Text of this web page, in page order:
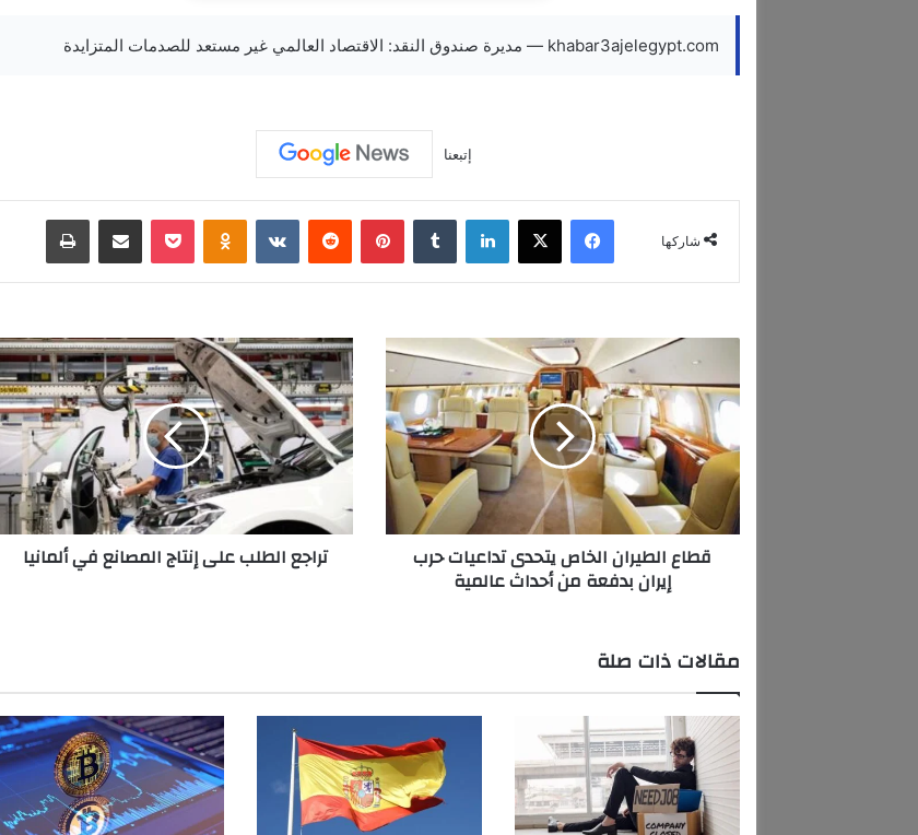
khabar3ajelegypt.com — مديرة صندوق النقد: الاقتصاد العالمي غير مستعد للصدمات المتزايدة
إتبعنا
شاركها
فيسبوك ‫X لينكدإن ‏Tumblr بينتيريست ‏Reddit
‏VKontakte
Odnoklassniki
‫Pocket مشاركة عبر البريد طباعة
ا
ط
ي
ر
ا
ص
ي
ت
ح
د
قطاع الطيران الخاص يتحدى تداعيات حرب
إيران بدفعة من أحداث عالمية
ت
ر
ا
ج
ع
ا
ط
ل
ت
ا
ا
ل
م
تراجع الطلب على إنتاج المصانع في ألمانيا
مقالات ذات صلة